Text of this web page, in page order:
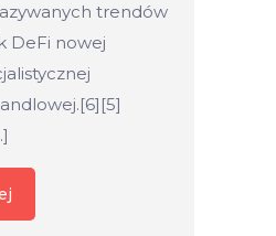
trendów
DeFi nowej